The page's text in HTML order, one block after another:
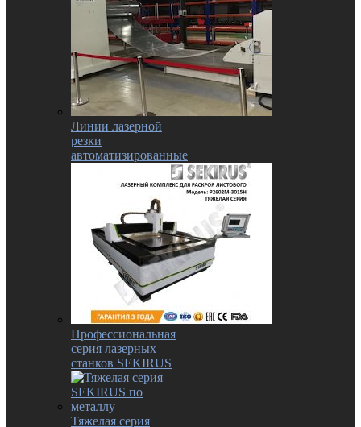
Линии лазерной
резки
автоматизированные
Профессиональная
серия лазерных
станков SEKIRUS
Тяжелая серия